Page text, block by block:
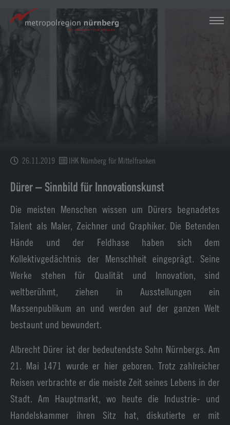
Hauptinhalt
springen
26.11.2019 IHK Nürnberg für Mittelfranken
Dürer – Sinnbild für Innovationskunst
Die meisten Menschen wissen um Dürers begnadetes
Talent als Maler, Zeichner und Graphiker. Die Betenden
Hände und der Feldhase haben sich dem
Kollektivgedächtnis der Menschheit eingeprägt. Seine
Werke stehen für Qualität und Innovation, sind
weltberühmt, ziehen in Ausstellungen ein
Massenpublikum an und werden auf der ganzen Welt
bestaunt und bewundert.
Albrecht Dürer ist der bedeutendste Sohn Nürnbergs. Am
21. Mai 1471 wurde er hier geboren. Trotz zahlreicher
Reisen verbrachte er die meiste Zeit seines Lebens in der
Stadt. Am Hauptmarkt, wo heute die Industrie- und
Handelskammer ihren Sitz hat, diskutierte er mit